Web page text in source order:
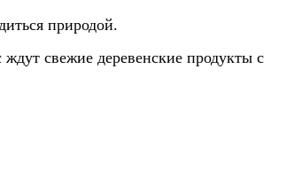
природой.
свежие деревенские продукты с